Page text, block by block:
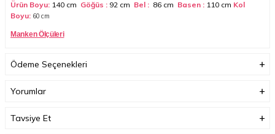
Ürün Boyu: 140 cm Göğüs : 92 cm Bel : 86 cm Basen : 110 cm Kol
Boyu: 60 cm
Manken Ölçüleri
Her beden ölçüsü bir öncekinden 3-4 cm büyüyerek artmaktadır.
Ödeme Seçenekleri
Yorumlar
Tavsiye Et